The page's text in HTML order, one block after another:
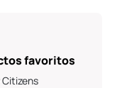
favoritos
Citizens